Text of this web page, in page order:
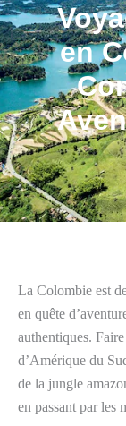
en
La Colombie est
en quête
authentiques.
d’Amérique du
de la jungle
en passant par les